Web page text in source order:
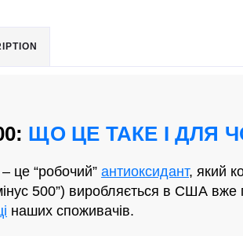
ЩО ЦЕ ТАКЕ І ДЛЯ
це “робочий” антиоксидант, який
500”) виробляється в США
наших споживачів.